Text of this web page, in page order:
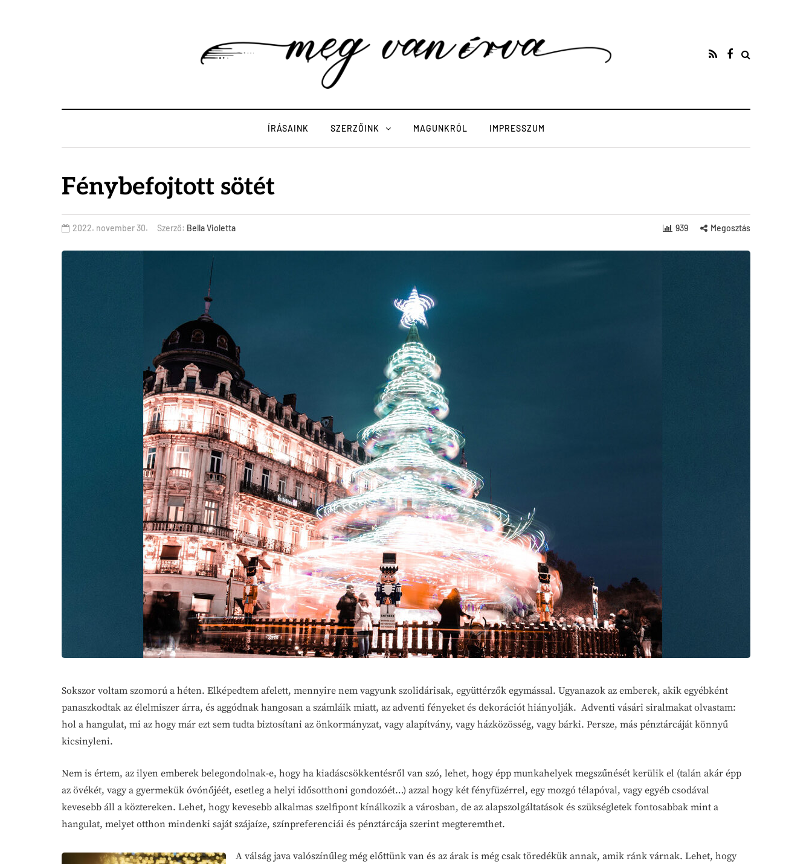
ÍRÁSAINK SZERZŐINK MAGUNKRÓL IMPRESSZUM
Fénybefojtott sötét
2022. november 30. Szerző: Bella Violetta 939 Megosztás
Sokszor voltam szomorú a héten. Elképedtem afelett, mennyire nem vagyunk szolidárisak, együttérzők egymással. Ugyanazok az emberek, akik egyébként
panaszkodtak az élelmiszer árra, és aggódnak hangosan a számláik miatt, az adventi fényeket és dekorációt hiányolják. Adventi vásári siralmakat olvastam:
hol a hangulat, mi az hogy már ezt sem tudta biztosítani az önkormányzat, vagy alapítvány, vagy házközösség, vagy bárki. Persze, más pénztárcáját könnyű
kicsinyleni.
Nem is értem, az ilyen emberek belegondolnak-e, hogy ha kiadáscsökkentésről van szó, lehet, hogy épp munkahelyek megszűnését kerülik el (talán akár épp
az övékét, vagy a gyermekük óvónőjéét, esetleg a helyi idősotthoni gondozóét…) azzal hogy két fényfüzérrel, egy mozgó télapóval, vagy egyéb csodával
kevesebb áll a köztereken. Lehet, hogy kevesebb alkalmas szelfipont kínálkozik a városban, de az alapszolgáltatások és szükségletek fontosabbak mint a
hangulat, melyet otthon mindenki saját szájaíze, színpreferenciái és pénztárcája szerint megteremthet.
A válság java valószínűleg még előttünk van és az árak is még csak töredékük annak, amik ránk várnak. Lehet, hogy